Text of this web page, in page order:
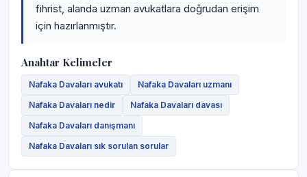
fihrist, alanda uzman avukatlara doğrudan erişim
için hazırlanmıştır.
Anahtar Kelimeler
Nafaka Davaları avukatı
Nafaka Davaları uzmanı
Nafaka Davaları nedir
Nafaka Davaları davası
Nafaka Davaları danışmanı
Nafaka Davaları sık sorulan sorular